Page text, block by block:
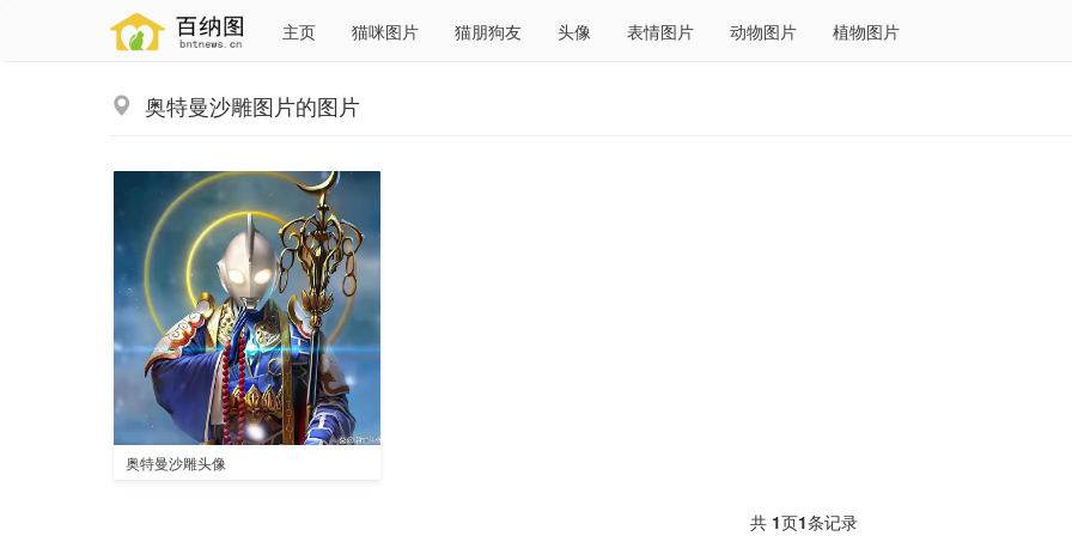
主页 猫咪图片 猫朋狗友 头像 表情图片 动物图片 植物图片
奥特曼沙雕图片的图片
奥特曼沙雕头像
共 1页1条记录